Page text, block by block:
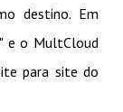
destino. Em
e o MultCloud
para site do